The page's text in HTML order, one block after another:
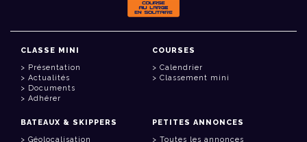
CLASSE MINI
Présentation
Actualités
Documents
Adhérer
COURSES
Calendrier
Classement mini
BATEAUX & SKIPPERS
Géolocalisation
PETITES ANNONCES
Toutes les annonces